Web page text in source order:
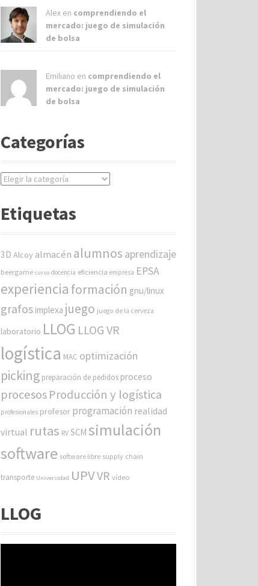
Alex en comprendiendo el
mercado: juego de simulación
de bolsa
Emiliano en comprendiendo el
mercado: juego de simulación
de bolsa
Categorías
C
e
r
s
Etiquetas
3D Alcoy almacén alumnos aprendizaje
beergame curso docencia eficiencia empresa EPSA
experiencia formación gnu/linux
grafos implexa juego juego de la cerveza
laboratorio LLOG LLOG VR
logística MAC optimización
picking preparación de pedidos proceso
procesosProducción y logística
profesionales profesor programación realidad
virtual rutas RV SCM simulación
software software libre supply chain
transporte Universidad UPVVR vídeo
LLOG